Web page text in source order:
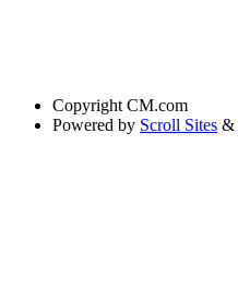
Copyright CM.com
Powered by Scroll Sites &